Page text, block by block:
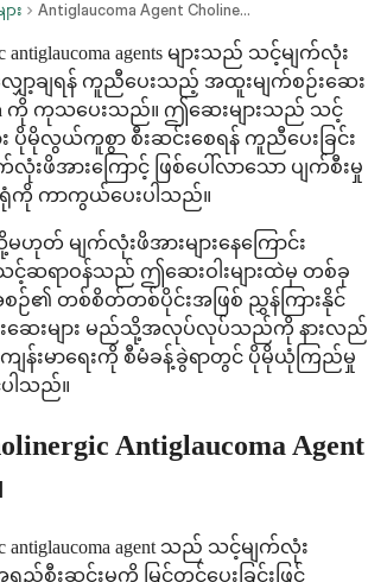
ား Antiglaucoma Agent Cholinergic Long Acting Ophthalmic Route
antiglaucoma agents များသည် သင့်မျက်လုံး
ော့ချရန် ကူညီပေးသည့် အထူးမျက်စဉ်းဆေး
ကို ကုသပေးသည်။ ဤဆေးများသည် သင့်
ပိုမိုလွယ်ကူစွာ စီးဆင်းစေရန် ကူညီပေးခြင်း
က်လုံးဖိအားကြောင့် ဖြစ်ပေါ်လာသော ပျက်စီးမှု
ရုံကို ကာကွယ်ပေးပါသည်။
မဟုတ် မျက်လုံးဖိအားများနေကြောင်း
င့်ဆရာဝန်သည် ဤဆေးဝါးများထဲမှ တစ်ခု
တစ်စိတ်တစ်ပိုင်းအဖြစ် ညွှန်ကြားနိုင်
ဆေးများ မည်သို့အလုပ်လုပ်သည်ကို နားလည်
ျန်းမာရေးကို စီမံခန့်ခွဲရာတွင် ပိုမိုယုံကြည်မှု
ါသည်။
Antiglaucoma Agent
antiglaucoma agent သည် သင့်မျက်လုံး
စီးဆင်းမှုကို မြှင့်တင်ပေးခြင်းဖြင့်